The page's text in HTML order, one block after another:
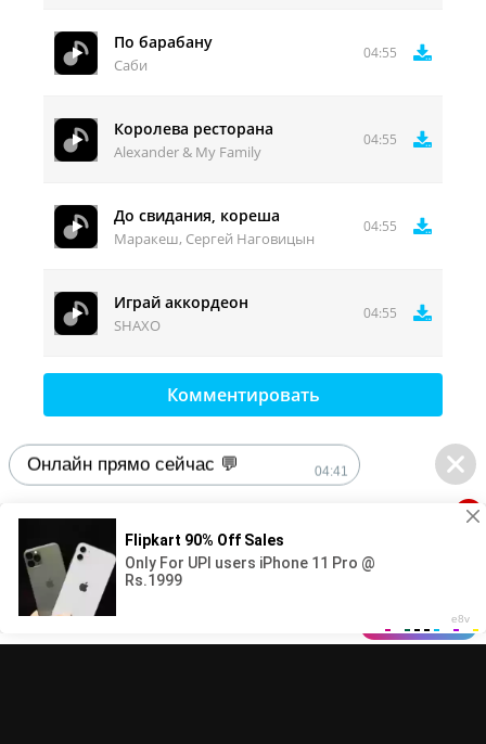
По барабану
Саби
04:55
Королева ресторана
Alexander & My Family
04:55
До свидания, кореша
Маракеш, Сергей Наговицын
04:55
Играй аккордеон
SHAXO
04:55
Комментировать
Онлайн прямо сейчас 💬 04:41
1